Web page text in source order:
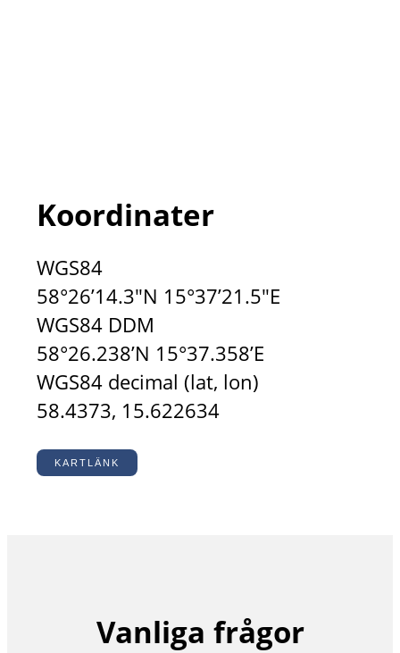
Koordinater
WGS84
58°26’14.3″N 15°37’21.5″E
WGS84 DDM
58°26.238’N 15°37.358’E
WGS84 decimal (lat, lon)
58.4373, 15.622634
KARTLÄNK
Vanliga frågor